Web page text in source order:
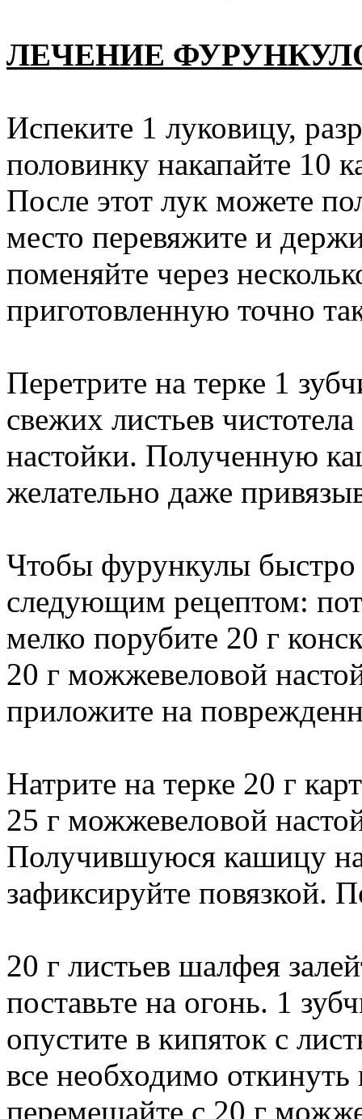
ЛЕЧЕНИЕ
Испеките 1 луковицу,
половинку накапайте 10
После этот лук можете
место перевяжите и
поменяйте через
приготовленную точно
Перетрите на терке 1
свежих листьев
настойки. Полученную
желательно даже
Чтобы фурункулы быстро
следующим рецептом:
мелко порубите 20 г
20 г можжевеловой
приложите на
Натрите на терке 20 г
25 г можжевеловой
Получившуюся кашицу
зафиксируйте повязкой.
20 г листьев шалфея
поставьте на огонь. 1
опустите в кипяток с
все необходимо
перемешайте с 20 г